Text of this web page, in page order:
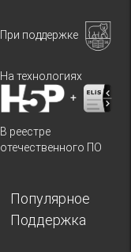
При поддержке
На технологиях
+
В реестре
отечественного ПО
Популярное
Поддержка